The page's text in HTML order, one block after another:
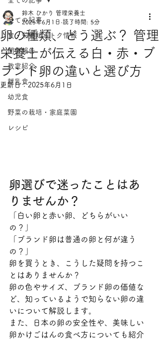
全ての記事
食・栄養知っトク情報
開催報告
教室紹介
離乳食
幼児食
野菜の栽培・家庭菜園
レシピ
卵の種類、どう選ぶ？ 管理
栄養士が伝える白・赤・ブ
ランド卵の違いと選び方
鈴木 ひかり 管理栄養士
2025年6月1日 読了時間: 5分
更新日：2025年6月1日
卵選びで迷ったことはあ
りませんか？
「白い卵と赤い卵、どちらがいい
の？」
「ブランド卵は普通の卵と何が違う
の？」
卵を買うとき、こうした疑問を持つこ
とはありませんか？
卵の色やサイズ、ブランド卵の価値な
ど、知っているようで知らない卵の違
いについて解説します。
また、日本の卵の安全性や、美味しい
卵かけごはんの食べ方についても紹介